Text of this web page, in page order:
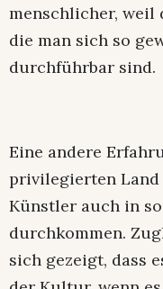
menschlicher, weil
die man sich so
durchführbar sind.
Eine andere
privilegierten
Künstler auch in
durchkommen.
sich gezeigt, dass